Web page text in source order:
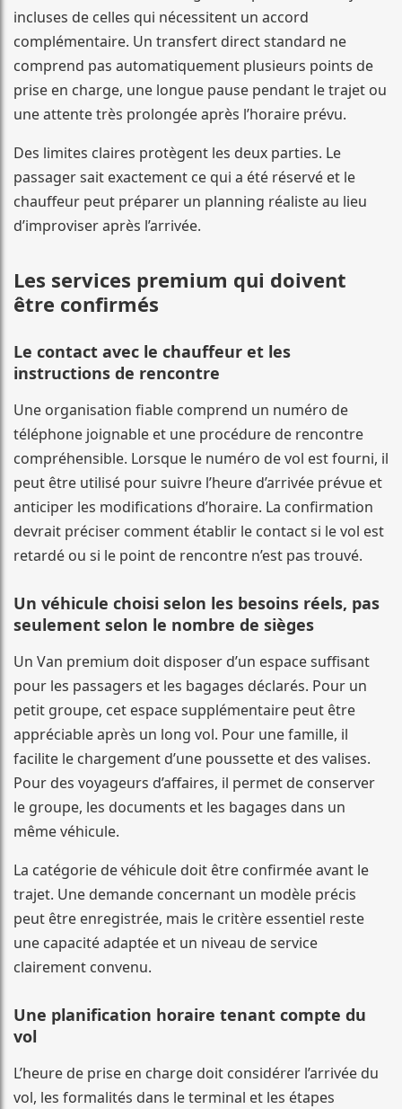
incluses de celles qui nécessitent un accord
complémentaire. Un transfert direct standard ne
comprend pas automatiquement plusieurs points de
prise en charge, une longue pause pendant le trajet ou
une attente très prolongée après l’horaire prévu.
Des limites claires protègent les deux parties. Le
passager sait exactement ce qui a été réservé et le
chauffeur peut préparer un planning réaliste au lieu
d’improviser après l’arrivée.
Les services premium qui doivent
être confirmés
Le contact avec le chauffeur et les
instructions de rencontre
Une organisation fiable comprend un numéro de
téléphone joignable et une procédure de rencontre
compréhensible. Lorsque le numéro de vol est fourni, il
peut être utilisé pour suivre l’heure d’arrivée prévue et
anticiper les modifications d’horaire. La confirmation
devrait préciser comment établir le contact si le vol est
retardé ou si le point de rencontre n’est pas trouvé.
Un véhicule choisi selon les besoins réels, pas
seulement selon le nombre de sièges
Un Van premium doit disposer d’un espace suffisant
pour les passagers et les bagages déclarés. Pour un
petit groupe, cet espace supplémentaire peut être
appréciable après un long vol. Pour une famille, il
facilite le chargement d’une poussette et des valises.
Pour des voyageurs d’affaires, il permet de conserver
le groupe, les documents et les bagages dans un
même véhicule.
La catégorie de véhicule doit être confirmée avant le
trajet. Une demande concernant un modèle précis
peut être enregistrée, mais le critère essentiel reste
une capacité adaptée et un niveau de service
clairement convenu.
Une planification horaire tenant compte du
vol
L’heure de prise en charge doit considérer l’arrivée du
vol, les formalités dans le terminal et les étapes